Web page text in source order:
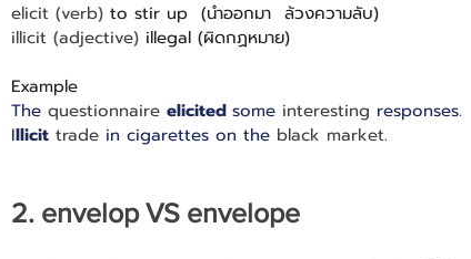
elicit (verb) to stir up  (นำออกมา  ล้วงความลับ)
illicit (adjective) illegal (ผิดกฏหมาย)
Example
The questionnaire elicited some interesting responses.
Illicit trade in cigarettes on the black market.
2. envelop VS envelope